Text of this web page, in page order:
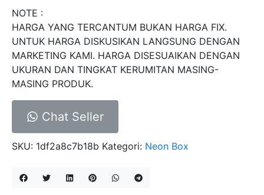
NOTE :
HARGA YANG TERCANTUM BUKAN HARGA FIX.
UNTUK HARGA DISKUSIKAN LANGSUNG DENGAN
MARKETING KAMI. HARGA DISESUAIKAN DENGAN
UKURAN DAN TINGKAT KERUMITAN MASING-
MASING PRODUK.
Chat Seller
SKU: 1df2a8c7b18b Kategori: Neon Box